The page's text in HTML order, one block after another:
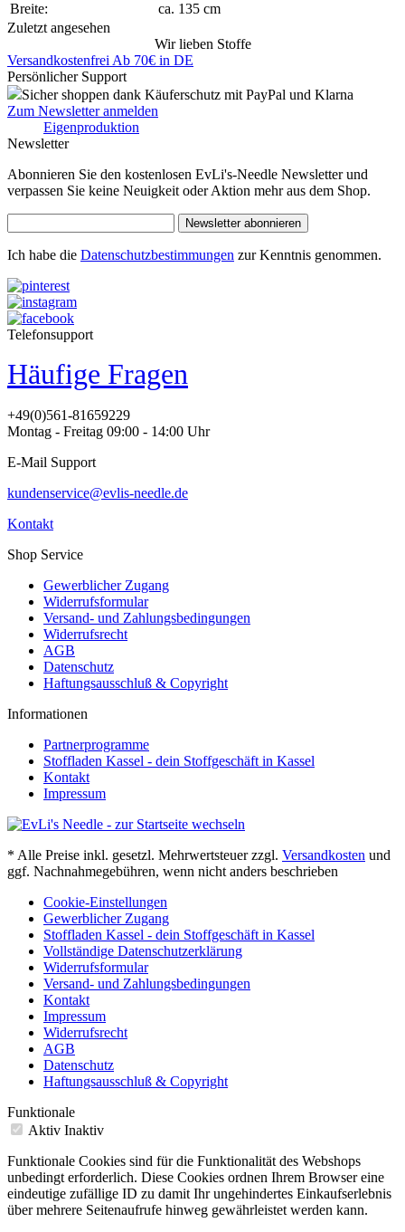
Breite:
ca. 135 cm
Zuletzt angesehen
Wir lieben Stoffe
Versandkostenfrei Ab 70€ in DE
Persönlicher Support
Sicher shoppen dank Käuferschutz mit PayPal und Klarna
Zum Newsletter anmelden
Eigenproduktion
Newsletter
Abonnieren Sie den kostenlosen EvLi's-Needle Newsletter und
verpassen Sie keine Neuigkeit oder Aktion mehr aus dem Shop.
Newsletter abonnieren
Ich habe die Datenschutzbestimmungen zur Kenntnis genommen.
Telefonsupport
Häufige Fragen
+49(0)561-81659229
Montag - Freitag 09:00 - 14:00 Uhr
E-Mail Support
kundenservice@evlis-needle.de
Kontakt
Shop Service
Gewerblicher Zugang
Widerrufsformular
Versand- und Zahlungsbedingungen
Widerrufsrecht
AGB
Datenschutz
Haftungsausschluß & Copyright
Informationen
Partnerprogramme
Stoffladen Kassel - dein Stoffgeschäft in Kassel
Kontakt
Impressum
* Alle Preise inkl. gesetzl. Mehrwertsteuer zzgl. Versandkosten und
ggf. Nachnahmegebühren, wenn nicht anders beschrieben
Cookie-Einstellungen
Gewerblicher Zugang
Stoffladen Kassel - dein Stoffgeschäft in Kassel
Vollständige Datenschutzerklärung
Widerrufsformular
Versand- und Zahlungsbedingungen
Kontakt
Impressum
Widerrufsrecht
AGB
Datenschutz
Haftungsausschluß & Copyright
Funktionale
Aktiv Inaktiv
Funktionale Cookies sind für die Funktionalität des Webshops
unbedingt erforderlich. Diese Cookies ordnen Ihrem Browser eine
eindeutige zufällige ID zu damit Ihr ungehindertes Einkaufserlebnis
über mehrere Seitenaufrufe hinweg gewährleistet werden kann.